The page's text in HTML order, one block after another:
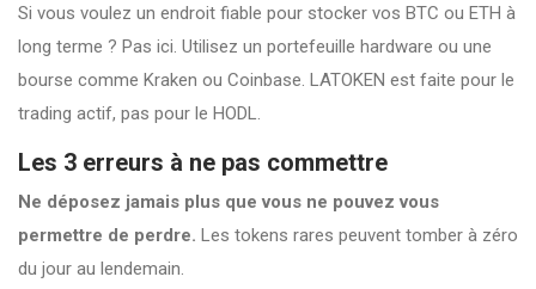
Si vous voulez un endroit fiable pour stocker vos BTC ou ETH à
long terme ? Pas ici. Utilisez un portefeuille hardware ou une
bourse comme Kraken ou Coinbase. LATOKEN est faite pour le
trading actif, pas pour le HODL.
Les 3 erreurs à ne pas commettre
Ne déposez jamais plus que vous ne pouvez vous
permettre de perdre. Les tokens rares peuvent tomber à zéro
du jour au lendemain.